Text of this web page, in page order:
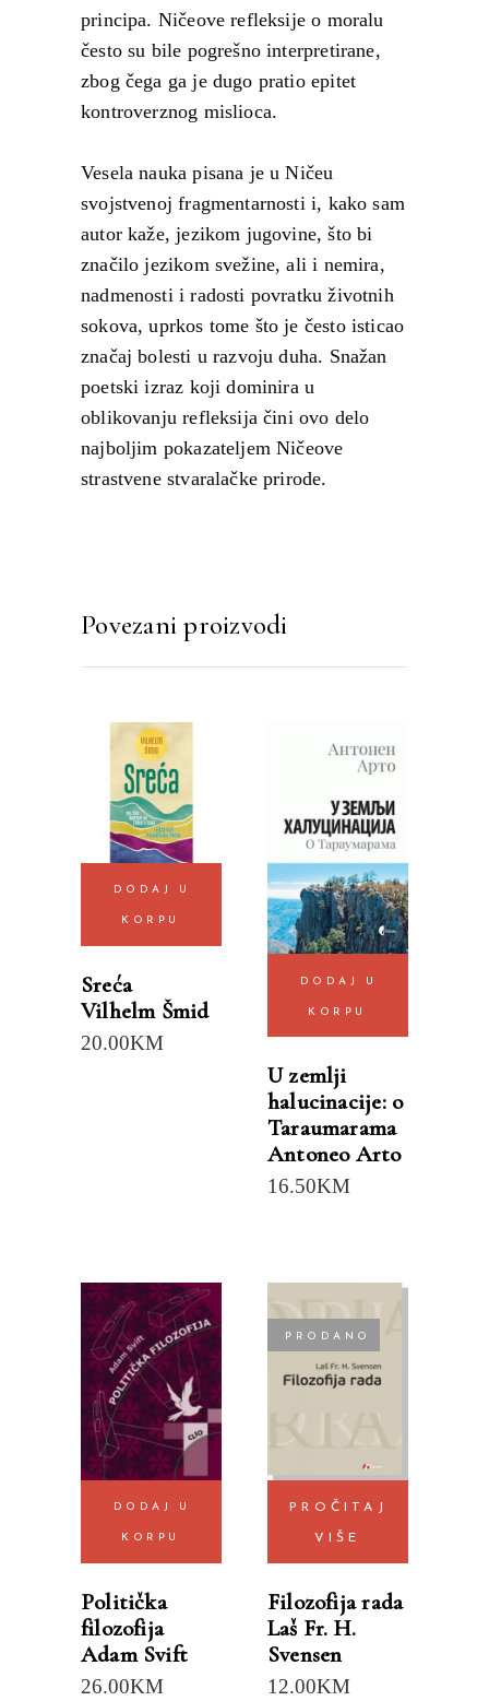
principa. Ničeove refleksije o moralu
često su bile pogrešno interpretirane,
zbog čega ga je dugo pratio epitet
kontroverznog mislioca.
Vesela nauka pisana je u Ničeu
svojstvenoj fragmentarnosti i, kako sam
autor kaže, jezikom jugovine, što bi
značilo jezikom svežine, ali i nemira,
nadmenosti i radosti povratku životnih
sokova, uprkos tome što je često isticao
značaj bolesti u razvoju duha. Snažan
poetski izraz koji dominira u
oblikovanju refleksija čini ovo delo
najboljim pokazateljem Ničeove
strastvene stvaralačke prirode.
Povezani proizvodi
DODAJ U
KORPU
Sreća
Vilhelm Šmid
20.00KM
DODAJ U
KORPU
U zemlji
halucinacije: o
Taraumarama
Antoneo Arto
16.50KM
DODAJ U
KORPU
Politička
filozofija
Adam Svift
26.00KM
PRODANO
PROČITAJ
VIŠE
Filozofija rada
Laš Fr. H.
Svensen
12.00KM